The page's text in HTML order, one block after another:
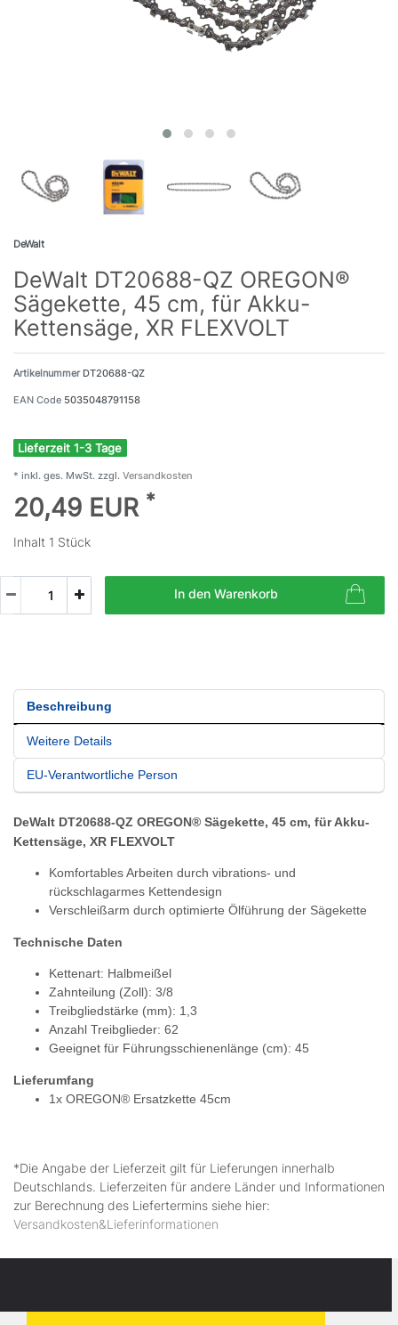
DeWalt
DeWalt DT20688-QZ OREGON®
Sägekette, 45 cm, für Akku-
Kettensäge, XR FLEXVOLT
Artikelnummer DT20688-QZ
EAN Code 5035048791158
Lieferzeit 1-3 Tage
* inkl. ges. MwSt. zzgl. Versandkosten
20,49 EUR *
Inhalt 1 Stück
In den Warenkorb
Beschreibung
Weitere Details
EU-Verantwortliche Person
DeWalt DT20688-QZ OREGON® Sägekette, 45 cm, für Akku-
Kettensäge, XR FLEXVOLT
Komfortables Arbeiten durch vibrations- und
rückschlagarmes Kettendesign
Verschleißarm durch optimierte Ölführung der Sägekette
Technische Daten
Kettenart: Halbmeißel
Zahnteilung (Zoll): 3/8
Treibgliedstärke (mm): 1,3
Anzahl Treibglieder: 62
Geeignet für Führungsschienenlänge (cm): 45
Lieferumfang
1x OREGON® Ersatzkette 45cm
*Die Angabe der Lieferzeit gilt für Lieferungen innerhalb
Deutschlands. Lieferzeiten für andere Länder und Informationen
zur Berechnung des Liefertermins siehe hier:
Versandkosten&Lieferinformationen